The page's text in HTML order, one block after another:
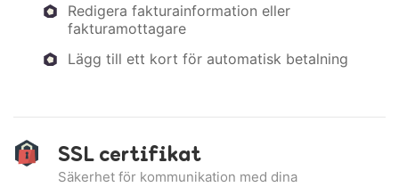
Redigera fakturainformation eller
fakturamottagare
Lägg till ett kort för automatisk betalning
SSL certifikat
Säkerhet för kommunikation med dina